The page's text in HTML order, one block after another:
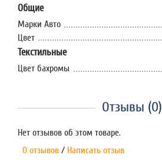
Общие
Марки Авто
Цвет
Текстильные
Цвет бахромы
Отзывы (0)
Нет отзывов об этом товаре.
0 отзывов / Написать отзыв